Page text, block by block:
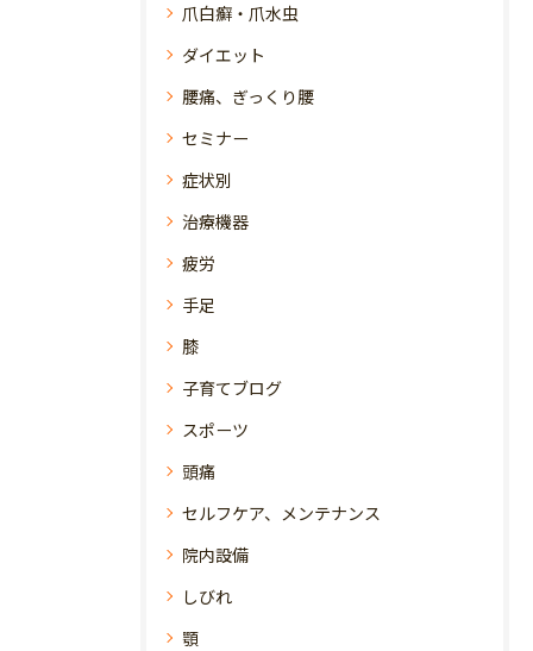
爪白癬・爪水虫
ダイエット
腰痛、ぎっくり腰
セミナー
症状別
治療機器
疲労
手足
膝
子育てブログ
スポーツ
頭痛
セルフケア、メンテナンス
院内設備
しびれ
顎